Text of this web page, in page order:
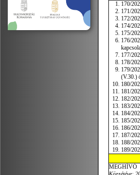
170/
171/
172/
174/
175/
176/
177/
178/
179/
(V.30.)
180/
181/
182/
183/
184/
185/
186/
187/
188/
189/
MEGHÍVÓ